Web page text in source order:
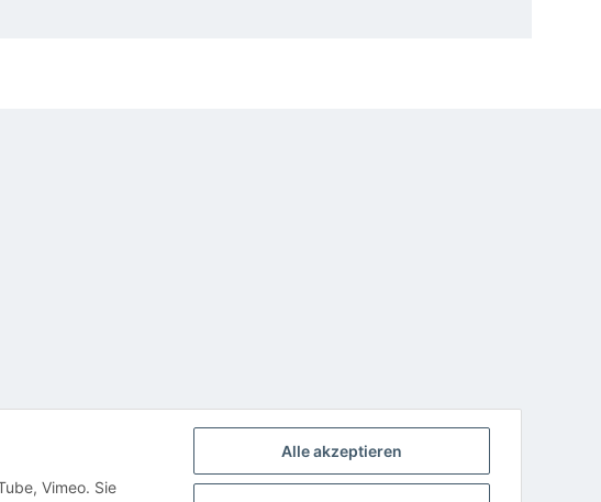
Alle akzeptieren
Vimeo. Sie